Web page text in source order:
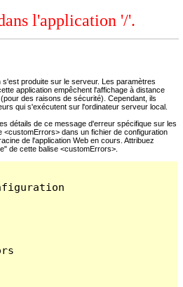
l'application '/'.
s'est produite sur le serveur. Les paramètres
application empêchent l'affichage à distance
des raisons de sécurité). Cependant, ils
qui s'exécutent sur l'ordinateur serveur local.
détails de ce message d'erreur spécifique sur les
dans un fichier de configuration
de l'application Web en cours. Attribuez
de cette balise <customErrors>.